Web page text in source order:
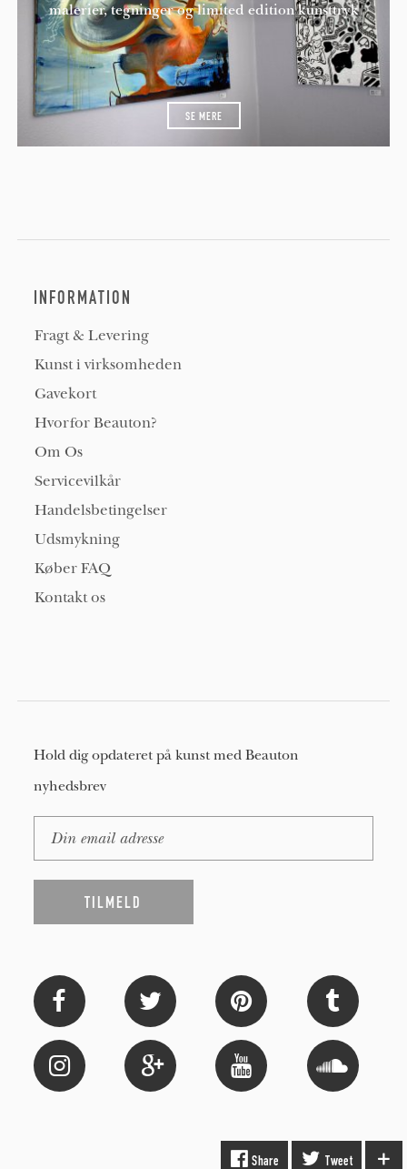
malerier, tegninger og limited edition kunsttryk
SE MERE
INFORMATION
Fragt & Levering
Kunst i virksomheden
Gavekort
Hvorfor Beauton?
Om Os
Servicevilkår
Handelsbetingelser
Udsmykning
Køber FAQ
Kontakt os
Hold dig opdateret på kunst med Beauton
nyhedsbrev
Share Tweet